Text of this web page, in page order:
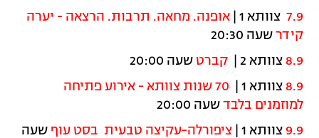
7.9 צוותא 1 |
אופנה. מחאה. תרבות. הרצאה - יערה
קידר שעה 20:30
8.9 צוותא 2 | קברט שעה 20:00
8.9 צוותא 1 | 70 שנות צוותא -
אירוע פתיחה
למוזמנים בלבדשעה 20:00
9.9 צוותא 1 | ציפורלה-עקיצה טבעית בסט עוף שעה